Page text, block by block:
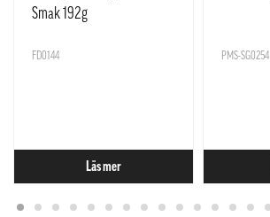
Smak 192g
FD0144
Läs mer
PMS-SG0254